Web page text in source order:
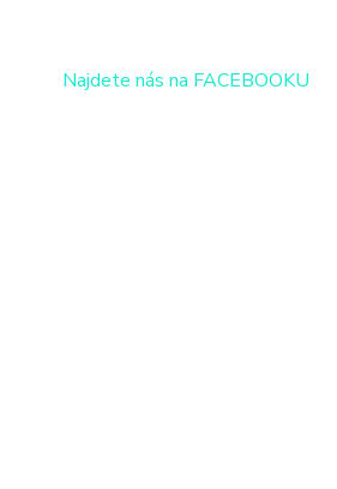
Najdete nás na FACEBOOKU